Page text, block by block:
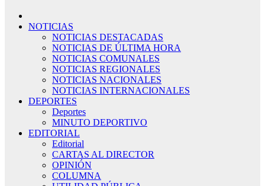
NOTICIAS
NOTICIAS DESTACADAS
NOTICIAS DE ÚLTIMA HORA
NOTICIAS COMUNALES
NOTICIAS REGIONALES
NOTICIAS NACIONALES
NOTICIAS INTERNACIONALES
DEPORTES
Deportes
MINUTO DEPORTIVO
EDITORIAL
Editorial
CARTAS AL DIRECTOR
OPINIÓN
COLUMNA